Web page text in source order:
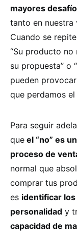
mayores
tanto en nuestra
Cuando se
“Su producto no
su propuesta” o
pueden
que perdamos
Para seguir
que el “no” es
proceso de
normal que
comprar tus
es identificar
personalidad y
capacidad de